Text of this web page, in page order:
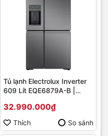
Tủ lạnh Electrolux Inverter
609 Lít EQE6879A-B |
32.990.000₫
Thích So sánh